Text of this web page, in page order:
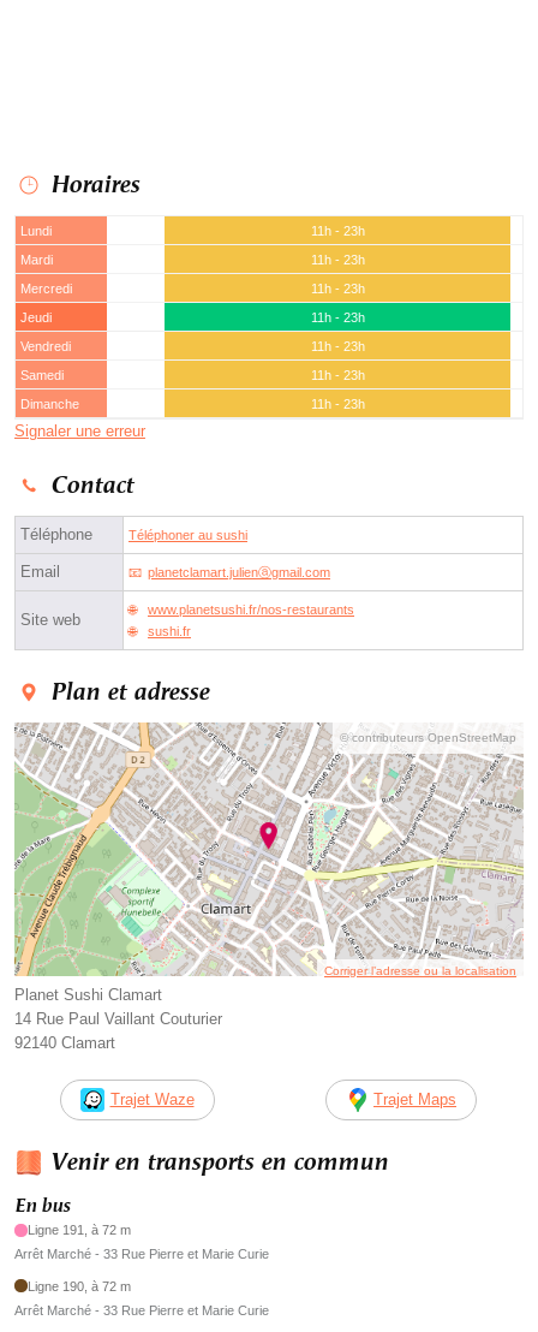
Horaires
Lundi
11h - 23h
Mardi
11h - 23h
Mercredi
11h - 23h
Jeudi
11h - 23h
Vendredi
11h - 23h
Samedi
11h - 23h
Dimanche
11h - 23h
Signaler une erreur
Contact
Téléphone Téléphoner au sushi
Email planetclamart.julienⓐgmail.com
Site web
www.planetsushi.fr/nos-restaurants
sushi.fr
Plan et adresse
© contributeurs OpenStreetMap
Corriger l’adresse ou la localisation
Planet Sushi Clamart
14 Rue Paul Vaillant Couturier
92140 Clamart
Trajet Waze Trajet Maps
Venir en transports en commun
En bus
Ligne 191, à 72 m
Arrêt Marché - 33 Rue Pierre et Marie Curie
Ligne 190, à 72 m
Arrêt Marché - 33 Rue Pierre et Marie Curie